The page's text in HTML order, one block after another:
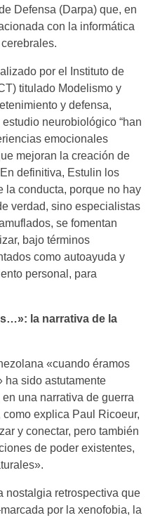
Defensa (Darpa) que, en
con la informática
por el Instituto de
titulado Modelismo y
y defensa,
neurobiológico “han
emocionales
mejoran la creación de
definitiva, Estulin los
la conducta, porque no hay
verdad, sino especialistas
se fomentan
bajo términos
como autoayuda y
personal, para
la narrativa de la
«cuando éramos
ha sido astutamente
una narrativa de guerra
explica Paul Ricoeur,
y conectar, pero también
de poder existentes,
nostalgia retrospectiva que
por la xenofobia, la